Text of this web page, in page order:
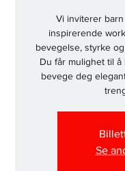
Vi inviterer
inspirerende
bevegelse, styrke
Du får mulighet til
bevege deg
Se